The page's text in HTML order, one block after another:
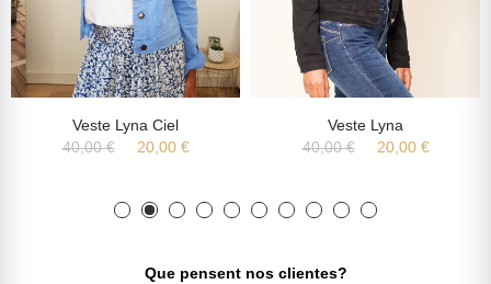
Veste Lyna Ciel
40,00 €
20,00 €
Veste Lyna
40,00 €
20,00 €
Que pensent nos clientes?